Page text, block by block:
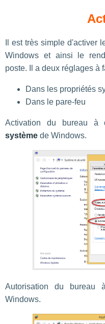
Il est très simple d'activer
Windows et ainsi le
poste. Il a deux réglages à
Dans les propriétés
Dans le pare-feu
Activation du bureau à
système de Windows.
Autorisation du bureau
Windows.